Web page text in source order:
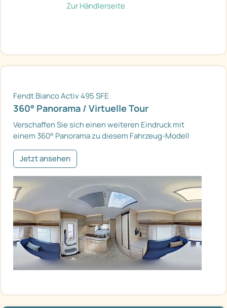
Zur Händlerseite
Fendt Bianco Activ 495 SFE
360° Panorama / Virtuelle Tour
Verschaffen Sie sich einen weiteren Eindruck mit
einem 360° Panorama zu diesem Fahrzeug-Modell
Jetzt ansehen